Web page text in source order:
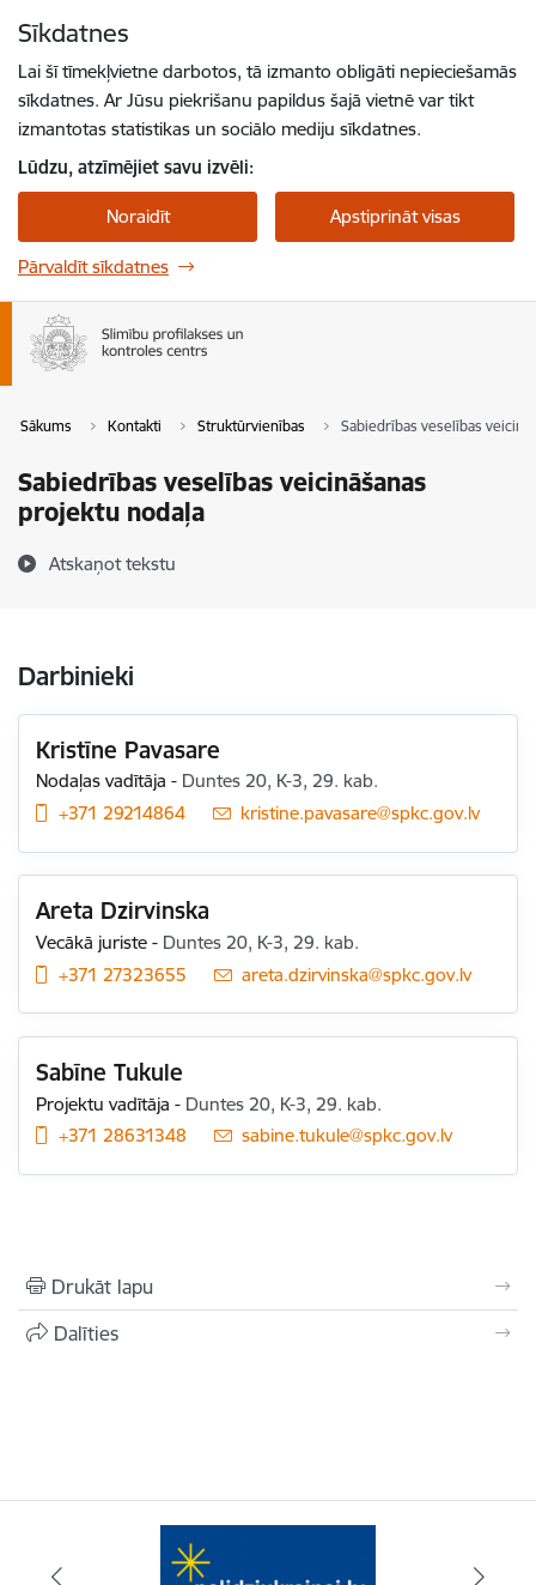
Sīkdatnes
Lai šī tīmekļvietne darbotos, tā izmanto obligāti nepieciešamās
sīkdatnes. Ar Jūsu piekrišanu papildus šajā vietnē var tikt
izmantotas statistikas un sociālo mediju sīkdatnes.
Lūdzu, atzīmējiet savu izvēli:
Noraidīt Apstiprināt visas
Pārvaldīt sīkdatnes
Sākums Kontakti Struktūrvienības Sabiedrības veselības
Sabiedrības veselības veicināšanas
projektu nodaļa
Atskaņot tekstu
Darbinieki
Kristīne Pavasare
Nodaļas vadītāja - Duntes 20, K-3, 29. kab.
+371 29214864
E-pasts:
kristine.pavasare@spkc.gov.lv
Areta Dzirvinska
Vecākā juriste - Duntes 20, K-3, 29. kab.
+371 27323655
E-pasts:
areta.dzirvinska@spkc.gov.lv
Sabīne Tukule
Projektu vadītāja - Duntes 20, K-3, 29. kab.
+371 28631348
E-pasts:
sabine.tukule@spkc.gov.lv
Drukāt lapu
Dalīties